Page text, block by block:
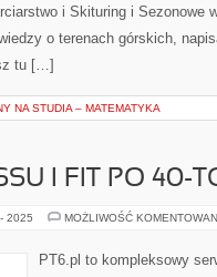
i Skituring i Sezonowe
o terenach górskich,
tu […]
NA STUDIA – MATEMATYKA
I FIT PO 40-
2025 MOŻLIWOŚĆ
PT6.pl to kompleksowy